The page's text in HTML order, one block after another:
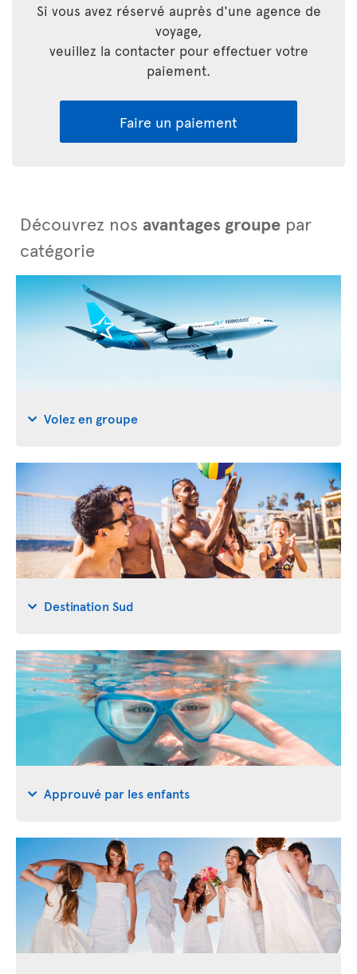
Si vous avez réservé auprès d'une agence de
voyage,
veuillez la contacter pour effectuer votre
paiement.
Faire un paiement
Découvrez nos avantages groupe par
catégorie
Volez en groupe
Destination Sud
Approuvé par les enfants